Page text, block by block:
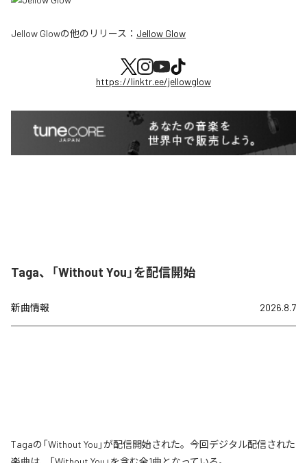
Jellow Glowの他のリリース： Jellow Glow
https://linktr.ee/jellowglow
Taga、「Without You」を配信開始
新曲情報 2026.8.7
Tagaの「Without You」が配信開始された。今回デジタル配信された